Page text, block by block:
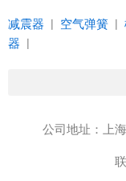
减震器 | 空气弹簧 |
器 |
公司地址： 上